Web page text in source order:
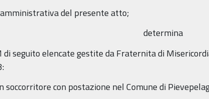
del presente atto;
determina
di seguito elencate gestite da Fraternita di
soccorritore con postazione nel Comune di